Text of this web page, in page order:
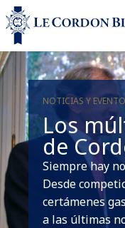
NOTICIAS Y
Los
de
Siempre hay
Desde
certámenes
a las últimas